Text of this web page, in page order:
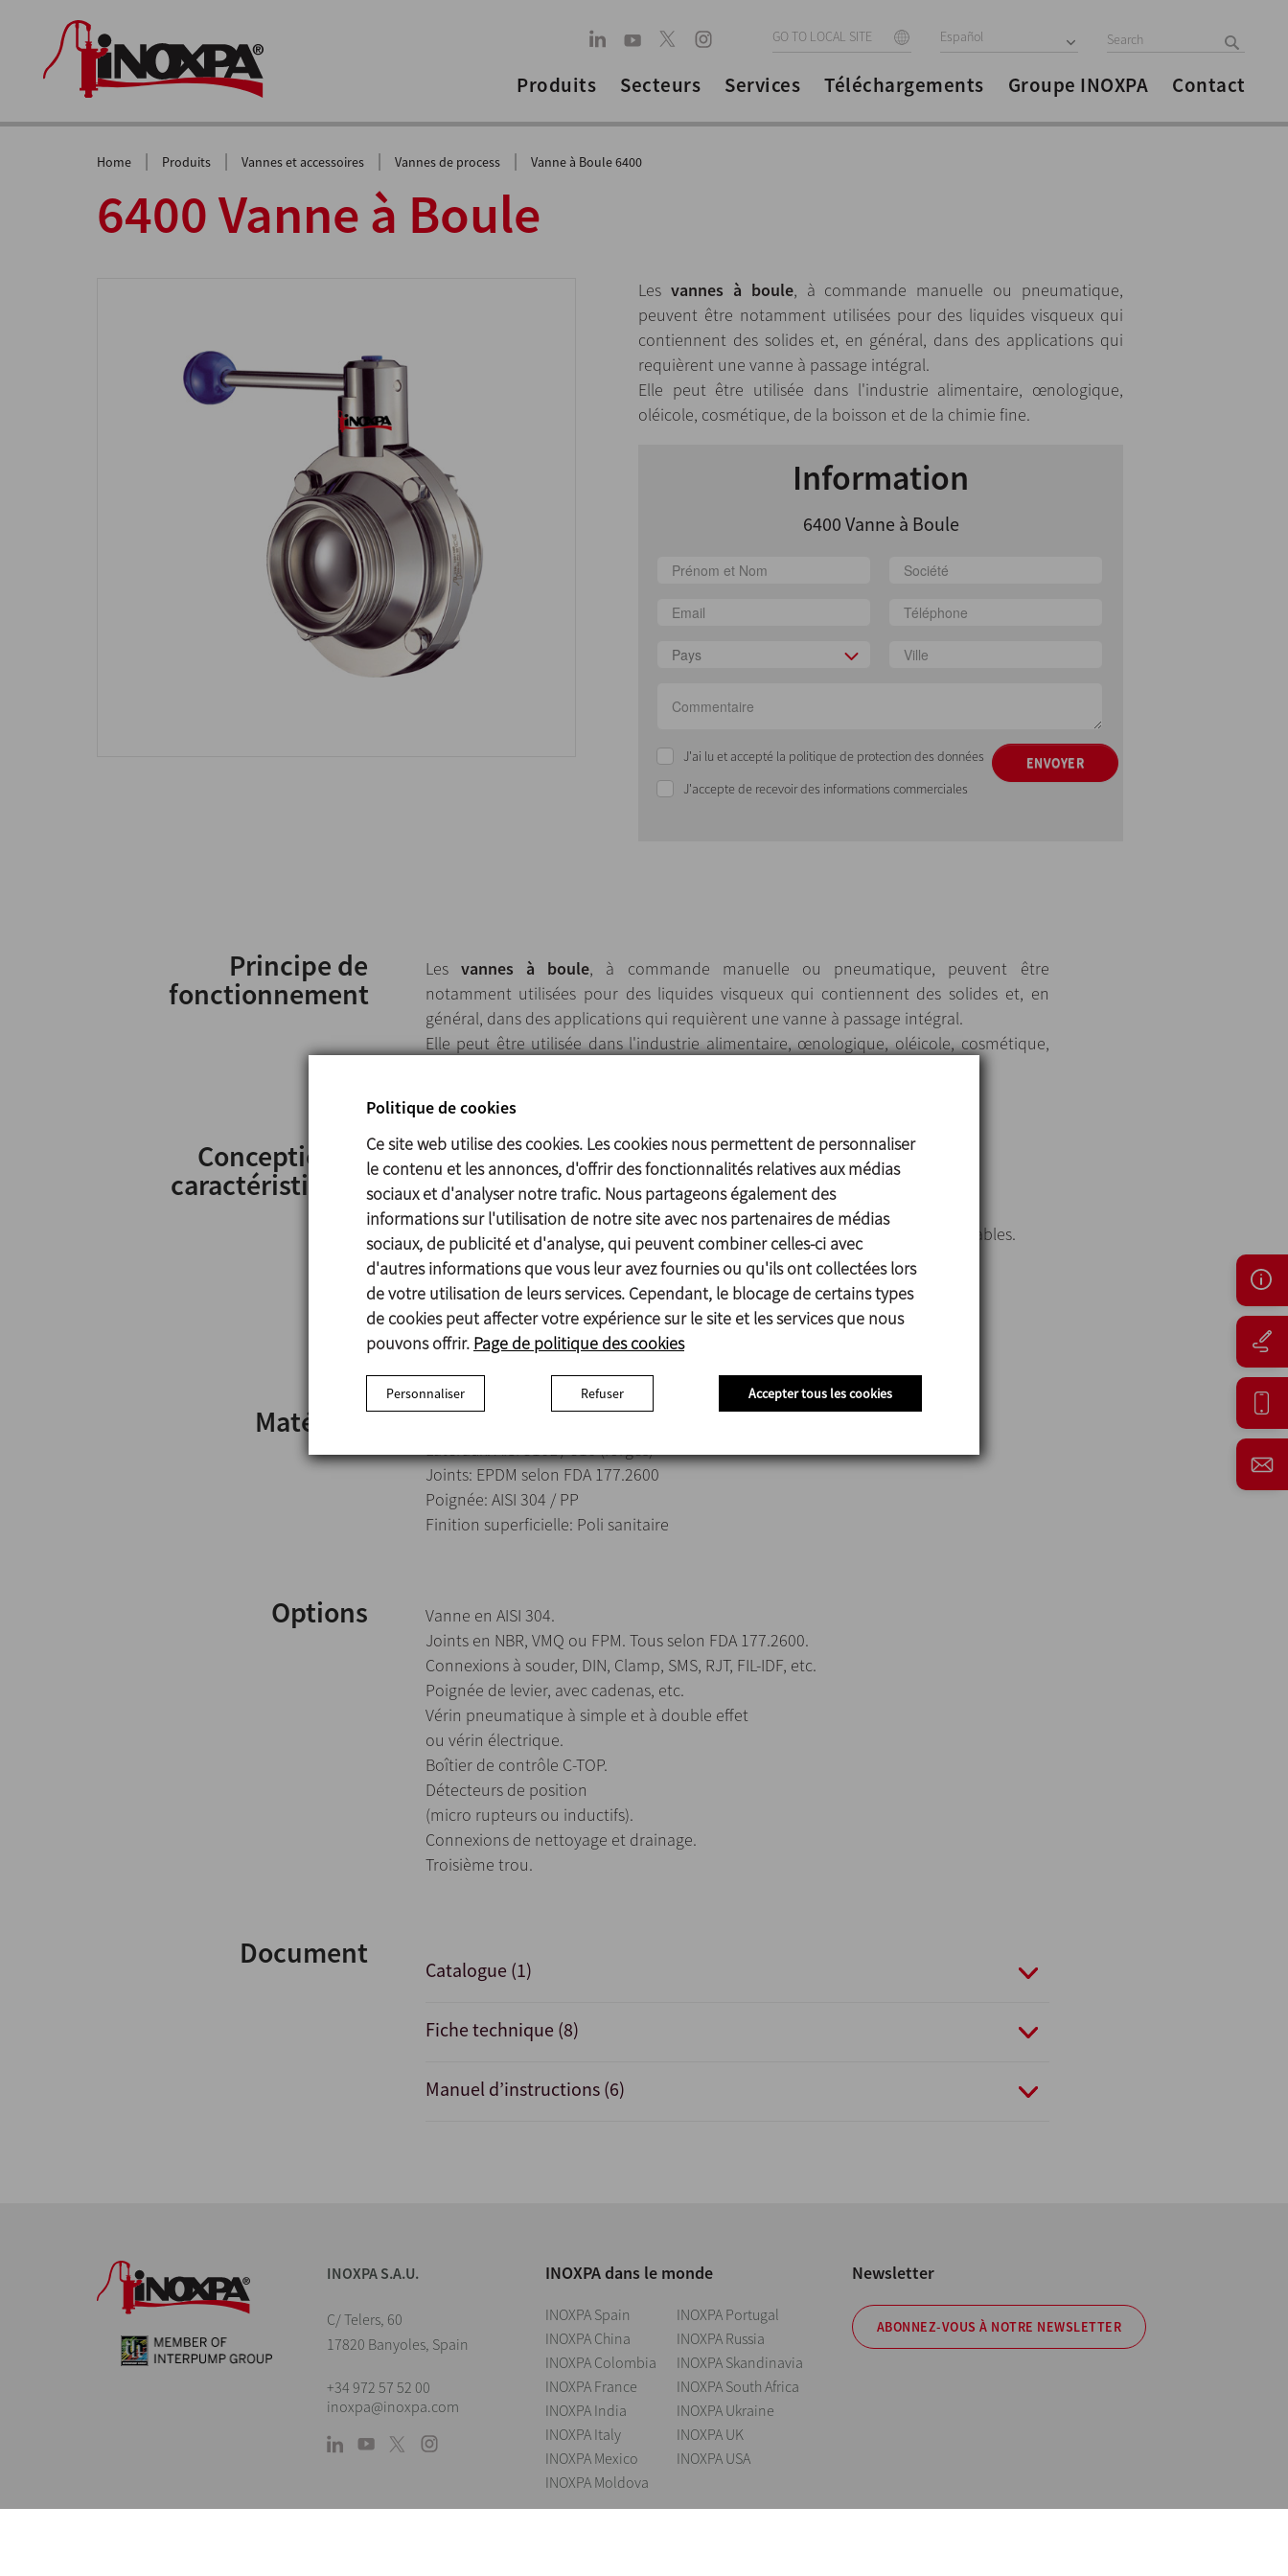
GO TO LOCAL SITE Español
Produits Secteurs Services Téléchargements Groupe INOXPA Contact
Home | Produits | Vannes et accessoires | Vannes de process | Vanne à Boule 6400
6400 Vanne à Boule
Les vannes à boule, à commande manuelle ou pneumatique,
peuvent être notamment utilisées pour des liquides visqueux qui
contiennent des solides et, en général, dans des applications qui
requièrent une vanne à passage intégral.
Elle peut être utilisée dans l'industrie alimentaire, œnologique,
oléicole, cosmétique, de la boisson et de la chimie fine.
Information
6400 Vanne à Boule
Pays
J'ai lu et accepté la politique de protection des données
J'accepte de recevoir des informations commerciales
ENVOYER
Principe de
fonctionnement
Les vannes à boule, à commande manuelle ou pneumatique, peuvent être
notamment utilisées pour des liquides visqueux qui contiennent des solides et, en
général, dans des applications qui requièrent une vanne à passage intégral.
Elle peut être utilisée dans l'industrie alimentaire, œnologique, oléicole, cosmétique,
Conception et
caractéristiques
Conception compacte et robuste.
Disponible en taille DN 25/1" jusqu'à DN 100/4".
Poignée à deux positions.
Poignée et actionneurs pneumatiques ou électriques facilement interchangeables.
Faible perte de charge.
Latéraux compatibles avec tout type de connexion.
Connexions standard DIN 11851.
Joints marqués qui permettent la traçabilité.
Matériels
Latéraux: AISI 316L / 316 (forgés)
Joints: EPDM selon FDA 177.2600
Poignée: AISI 304 / PP
Finition superficielle: Poli sanitaire
Options
Vanne en AISI 304.
Joints en NBR, VMQ ou FPM. Tous selon FDA 177.2600.
Connexions à souder, DIN, Clamp, SMS, RJT, FIL-IDF, etc.
Poignée de levier, avec cadenas, etc.
Vérin pneumatique à simple et à double effet
ou vérin électrique.
Boîtier de contrôle C-TOP.
Détecteurs de position
(micro rupteurs ou inductifs).
Connexions de nettoyage et drainage.
Troisième trou.
Document Catalogue (1)
Fiche technique (8)
Manuel d’instructions (6)
INOXPA S.A.U.
C/ Telers, 60
17820 Banyoles, Spain
+34 972 57 52 00
inoxpa@inoxpa.com
INOXPA dans le monde
INOXPA Spain
INOXPA China
INOXPA Colombia
INOXPA France
INOXPA India
INOXPA Italy
INOXPA Mexico
INOXPA Moldova
INOXPA Portugal
INOXPA Russia
INOXPA Skandinavia
INOXPA South Africa
INOXPA Ukraine
INOXPA UK
INOXPA USA
Newsletter
ABONNEZ-VOUS À NOTRE NEWSLETTER
Politique de cookies
Ce site web utilise des cookies. Les cookies nous permettent de personnaliser
le contenu et les annonces, d'offrir des fonctionnalités relatives aux médias
sociaux et d'analyser notre trafic. Nous partageons également des
informations sur l'utilisation de notre site avec nos partenaires de médias
sociaux, de publicité et d'analyse, qui peuvent combiner celles-ci avec
d'autres informations que vous leur avez fournies ou qu'ils ont collectées lors
de votre utilisation de leurs services. Cependant, le blocage de certains types
de cookies peut affecter votre expérience sur le site et les services que nous
pouvons offrir. Page de politique des cookies
Personnaliser Refuser Accepter tous les cookies